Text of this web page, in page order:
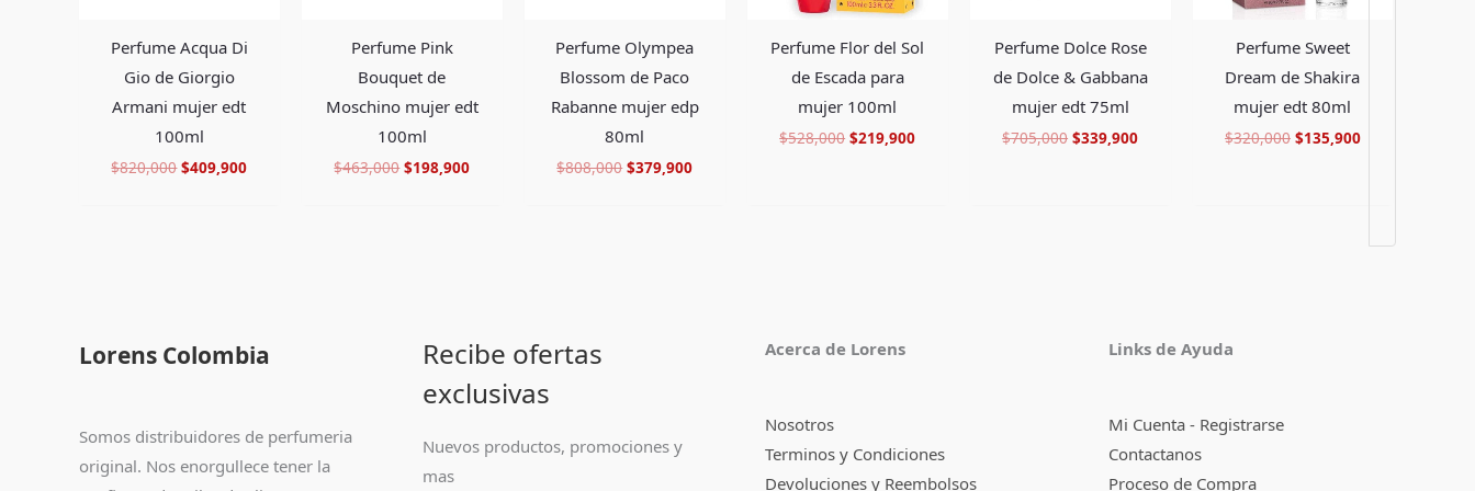
Perfume Acqua Di
Gio de Giorgio
Armani mujer edt
100ml
$820,000 $409,900
Perfume Pink
Bouquet de
Moschino mujer edt
100ml
$463,000 $198,900
Perfume Olympea
Blossom de Paco
Rabanne mujer edp
80ml
$808,000 $379,900
Perfume Flor del Sol
de Escada para
mujer 100ml
$528,000 $219,900
Perfume Dolce Rose
de Dolce & Gabbana
mujer edt 75ml
$705,000 $339,900
Perfume Sweet
Dream de Shakira
mujer edt 80ml
$320,000 $135,900
Lorens Colombia
Somos distribuidores de perfumeria
original. Nos enorgullece tener la
Recibe ofertas
exclusivas
Nuevos productos, promociones y
mas
Acerca de Lorens
Nosotros
Terminos y Condiciones
Devoluciones y Reembolsos
Links de Ayuda
Mi Cuenta - Registrarse
Contactanos
Proceso de Compra